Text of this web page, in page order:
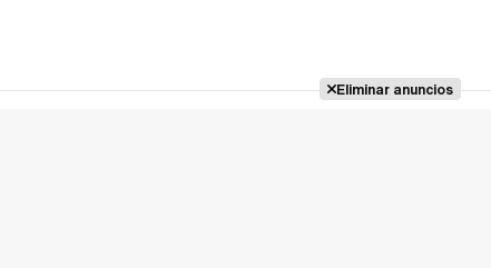
Eliminar anuncios